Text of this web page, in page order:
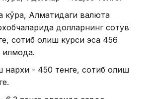
кўра, Алматидаги валюта
долларнинг сотув
сотиб олиш курси эса 456
нархи - 450 тенге, сотиб олиш